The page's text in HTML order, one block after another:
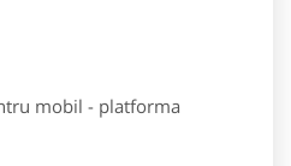
mobil - platforma